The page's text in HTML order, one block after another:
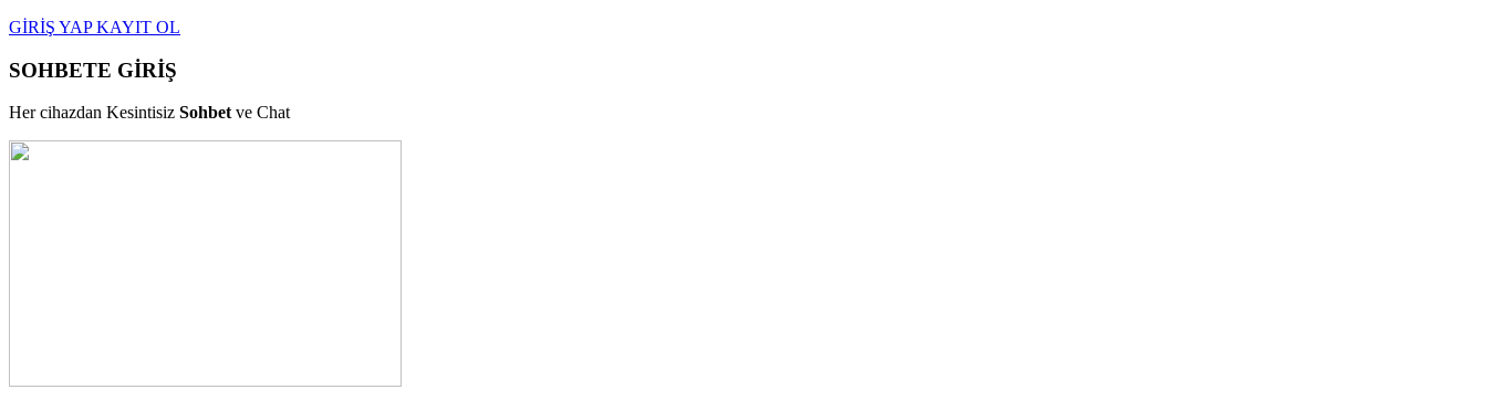
GİRİŞ YAP KAYIT OL
SOHBETE GİRİŞ
Her cihazdan Kesintisiz Sohbetve Chat